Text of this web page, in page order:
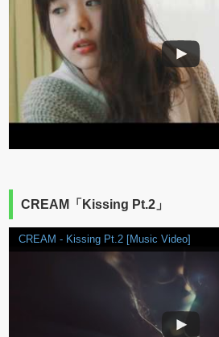
CREAM「Kissing Pt.2」
CREAM - Kissing Pt.2 [Music Video]